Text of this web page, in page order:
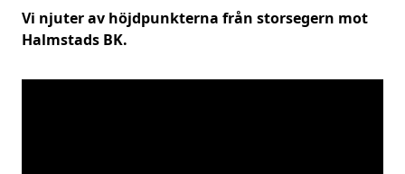
Vi njuter av höjdpunkterna från storsegern mot
Halmstads BK.